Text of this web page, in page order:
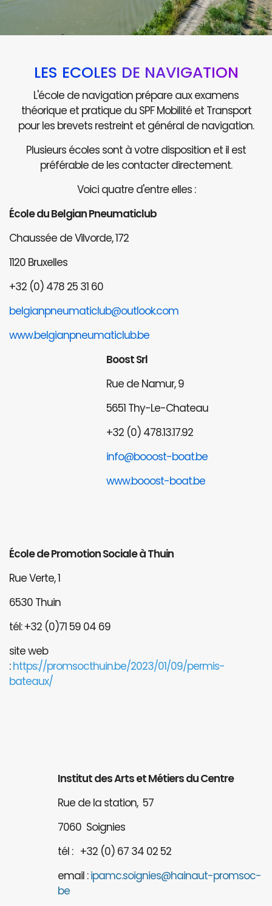
LES ÉCOLES DE NAVIGATION
L'école de navigation prépare aux examens
théorique et pratique du SPF Mobilité et Transport
pour les brevets restreint et général de navigation.
Plusieurs écoles sont à votre disposition et il est
préférable de les contacter directement.
Voici quatre d'entre elles :
École du Belgian Pneumaticlub
Chaussée de Vilvorde, 172
1120 Bruxelles
+32 (0) 478 25 31 60
belgianpneumaticlub@outlook.com
www.belgianpneumaticlub.be
Boost Srl
Rue de Namur, 9
5651 Thy-Le-Chateau
+32 (0) 478.13.17.92
info@booost-boat.be
www.booost-boat.be
École de Promotion Sociale à Thuin
Rue Verte, 1
6530 Thuin
tél: +32 (0)71 59 04 69
site web
:https://promsocthuin.be/2023/01/09/permis-
bateaux/
Institut des Arts et Métiers du Centre
Rue de la station, 57
7060 Soignies
tél : +32 (0) 67 34 02 52
email :ipamc.soignies@hainaut-promsoc-
be